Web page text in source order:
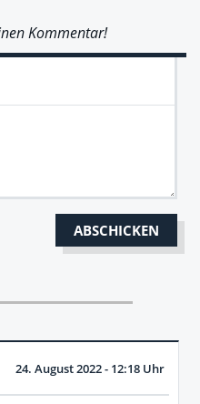
Kommentar!
24. August 2022 - 12:18 Uhr